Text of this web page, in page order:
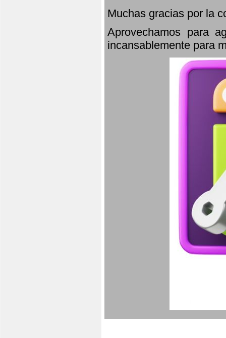
Muchas gracias por la
Aprovechamos para
incansablemente para